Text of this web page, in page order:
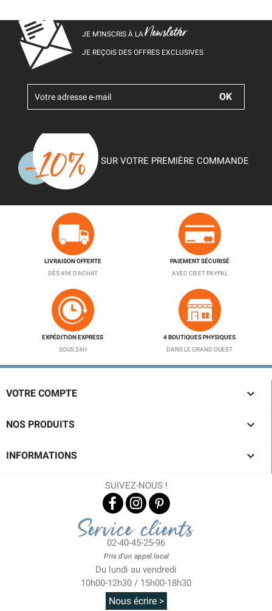
JE M’INSCRIS À LANewsletter
JE REÇOIS DES OFFRES EXCLUSIVES
SUR VOTRE PREMIÈRE COMMANDE
LIVRAISON OFFERTE
DÈS 49€ D'ACHAT
PAIEMENT SÉCURISÉ
AVEC CB ET PAYPAL
EXPÉDITION EXPRESS
SOUS 24H
4 BOUTIQUES PHYSIQUES
DANS LE GRAND OUEST
VOTRE COMPTE 
NOS PRODUITS 
INFORMATIONS 
SUIVEZ-NOUS !
Service clients
02-40-45-25-96
Prix d'un appel local
Du lundi au vendredi
10h00-12h30 / 15h00-18h30
Nous écrire >